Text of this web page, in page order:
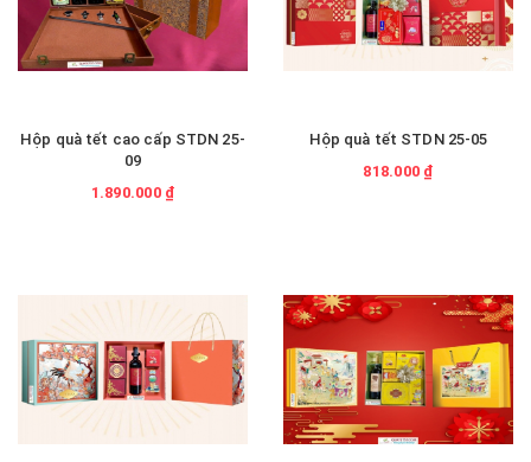
Hộp quà tết cao cấp STDN 25-
09
1.890.000 ₫
Hộp quà tết STDN 25-05
818.000 ₫